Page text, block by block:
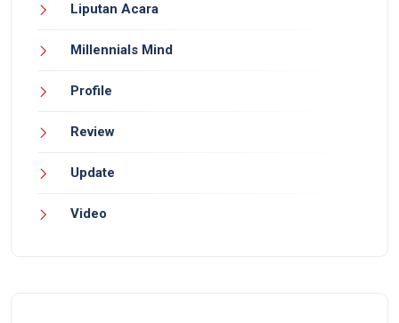
Liputan Acara
Millennials Mind
Profile
Review
Update
Video